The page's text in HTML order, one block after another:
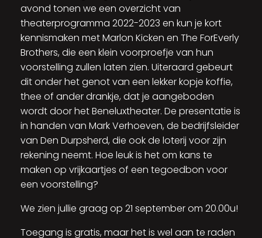
avond tonen we een overzicht van
theaterprogramma 2022-2023 en kun je kort
kennismaken met Marlon Kicken en The ForEverly
Brothers, die een klein voorproefje van hun
voorstelling zullen laten zien. Uiteraard gebeurt
dit onder het genot van een lekker kopje koffie,
thee of ander drankje, dat je aangeboden
wordt door het Beneluxtheater. De presentatie is
in handen van Mark Verhoeven, de bedrijfsleider
van Den Durpsherd, die ook de loterij voor zijn
rekening neemt. Hoe leuk is het om kans te
maken op vrijkaartjes of een tegoedbon voor
een voorstelling?
We zien jullie graag op 21 september om 20.00u!
Toegang is gratis, maar het is wel aan te raden